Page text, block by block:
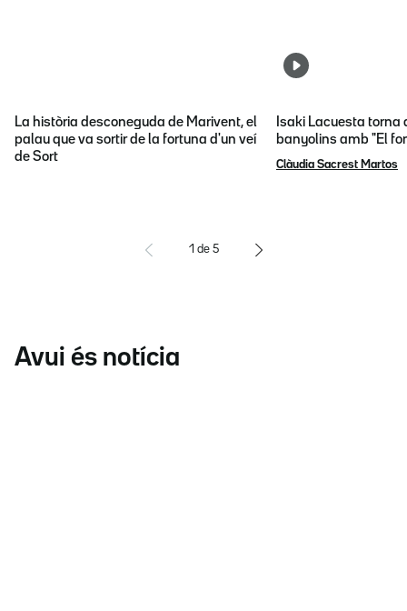
La història desconeguda de Marivent, el
palau que va sortir de la fortuna d'un veí
de Sort
Isaki Lacuesta torna
banyolins amb "El
Clàudia Sacrest Martos
1 de 5
Avui és notícia